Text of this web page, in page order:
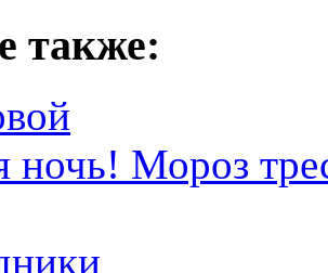
также:
ночь! Мороз